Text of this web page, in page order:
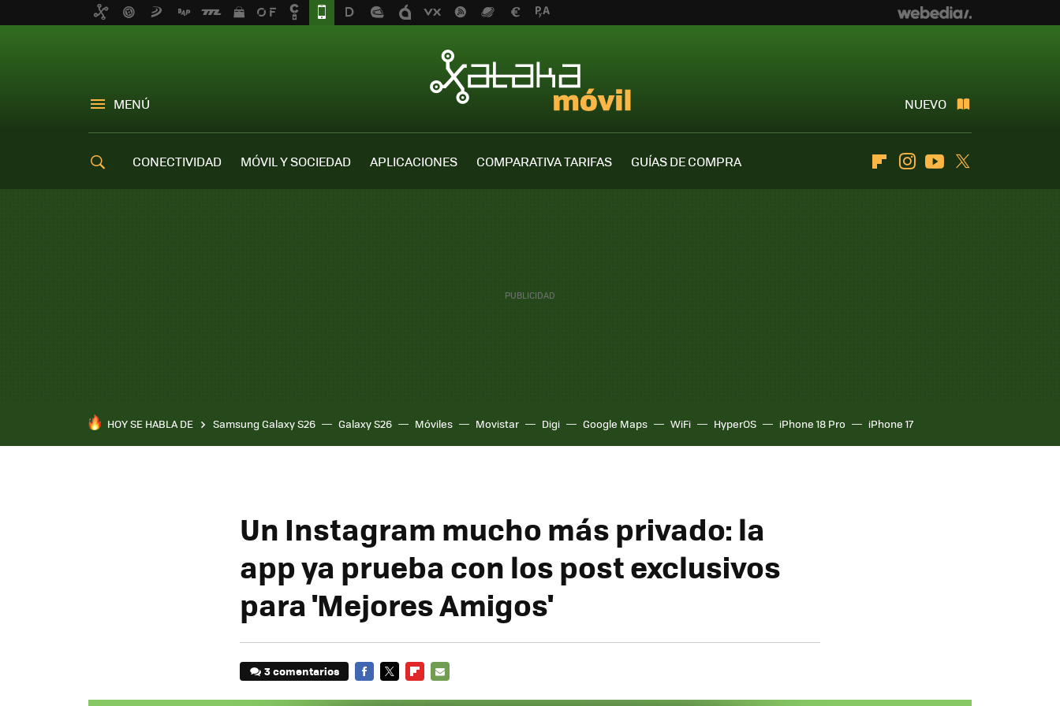
MENÚ NUEVO
CONECTIVIDAD MÓVIL Y SOCIEDAD APLICACIONES COMPARATIVA TARIFAS
GUÍAS DE COMPRA
FlipboardInstagramYoutube
HOY SE HABLA DE Samsung Galaxy S26 Galaxy S26 Móviles Movistar Digi Google Maps WiFi HyperOS iPhone 18 Pro iPhone 17
Un Instagram mucho más privado: la
app ya prueba con los post exclusivos
para 'Mejores Amigos'
3 comentarios